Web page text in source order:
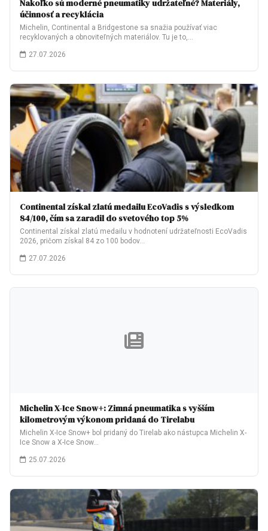
Nakoľko sú moderné pneumatiky udržateľné? Materiály,
účinnosť a recyklácia
Michelin, Continental a Bridgestone sa snažia používať viac
recyklovaných a obnoviteľných materiálov. Tu je to,…
27.07.2026
Continental získal zlatú medailu EcoVadis s výsledkom
84/100, čím sa zaradil do svetového top 5%
Continental získal zlatú medailu v hodnotení udržateľnosti EcoVadis
2026, pričom získal 84 zo 100 bodov…
27.07.2026
Michelin X-Ice Snow+: Zimná pneumatika s vyšším
kilometrovým výkonom pridaná do Tirelabu
Michelin X-Ice Snow+ bol pridaný do Tirelab ako nástupca Michelin X-
Ice Snow a X-Ice Snow…
25.07.2026